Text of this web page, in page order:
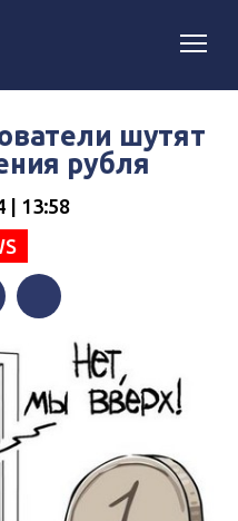
шутят
рубля
| 13:58
Telegram